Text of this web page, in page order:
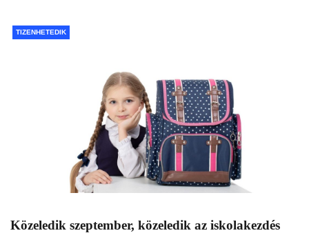
TIZENHETEDIK
Közeledik szeptember, közeledik az iskolakezdés